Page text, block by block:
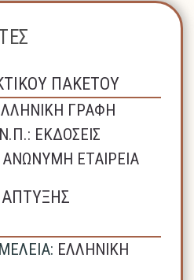
ΠΑΚΕΤΟΥ
ΓΡΑΦΗ
N.Π.: ΕΚΔΟΣΕΙΣ
ΕΤΑΙΡΕΙΑ
ΕΛΛΗΝΙΚΗ